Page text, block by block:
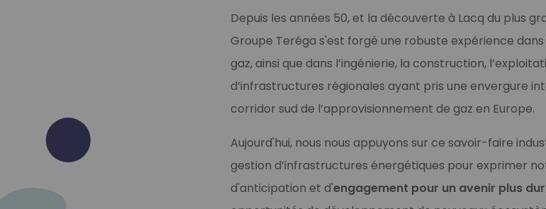
Depuis les années 50, et la découverte à Lacq du plus
Groupe Teréga s'est forgé une robuste expérience
gaz, ainsi que dans l’ingénierie, la construction,
d’infrastructures régionales ayant pris une envergure
corridor sud de l’approvisionnement de gaz en Europe.
Aujourd'hui, nous nous appuyons sur ce savoir-faire
gestion d’infrastructures énergétiques pour exprimer
d'anticipation et d'engagement pour un avenir plus